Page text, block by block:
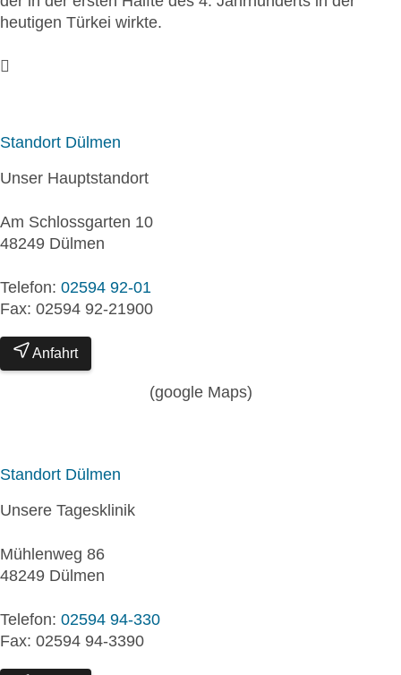
heutigen Türkei wirkte.
Standort Dülmen
Unser Hauptstandort
Am Schlossgarten 10
48249 Dülmen
Telefon: 02594 92-01
Fax: 02594 92-21900
Anfahrt
(google Maps)
Standort Dülmen
Unsere Tagesklinik
Mühlenweg 86
48249 Dülmen
Telefon: 02594 94-330
Fax: 02594 94-3390